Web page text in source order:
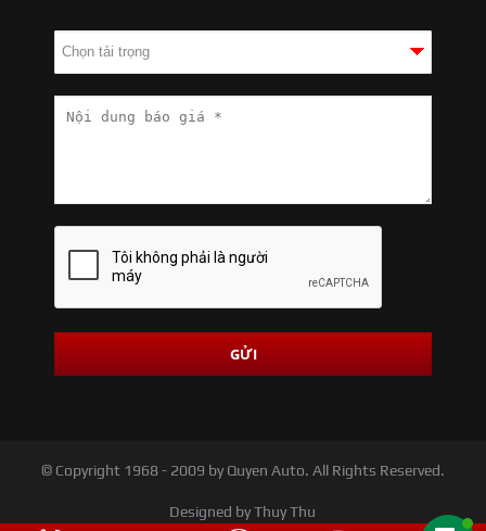
© Copyright 1968 - 2009 by Quyen Auto. All Rights Reserved.
Designed by Thuy Thu